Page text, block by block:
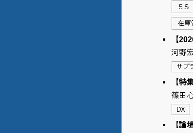
５S
在庫
【
河野
サプ
【特
篠田
DX
【論